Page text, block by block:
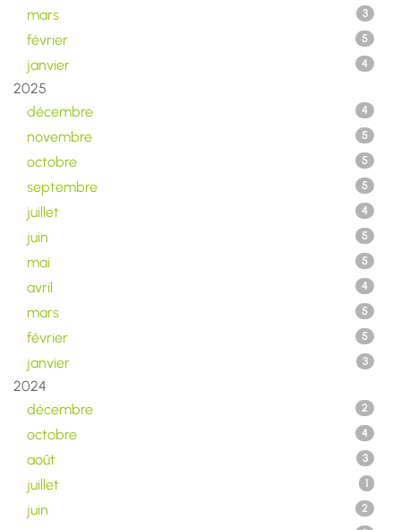
mars 3
février 5
janvier 4
2025
décembre
4
novembre 5
octobre 5
septembre 5
juillet 4
juin 5
mai 5
avril 4
mars 5
février 5
janvier 3
2024
décembre
2
octobre 4
août 3
juillet 1
juin 2